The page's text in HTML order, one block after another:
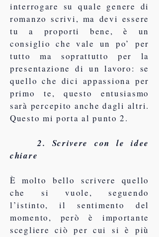
interrogare su quale genere di
romanzo scrivi, ma devi essere
tu a proporti bene, è un
consiglio che vale un po’ per
tutto ma soprattutto per la
presentazione di un lavoro: se
quello che dici appassiona per
primo te, questo entusiasmo
sarà percepito anche dagli altri.
Questo mi porta al punto 2.
2. Scrivere con le idee
chiare
È molto bello scrivere quello
che si vuole, seguendo
l’istinto, il sentimento del
momento, però è importante
scegliere ciò per cui si è più